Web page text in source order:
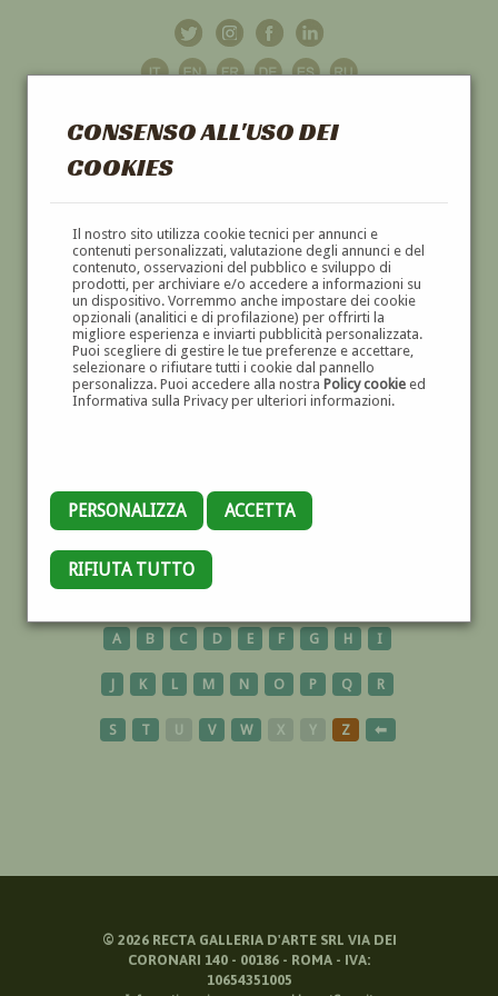
CONSENSO ALL'USO DEI
COOKIES
Il nostro sito utilizza cookie tecnici per annunci e
contenuti personalizzati, valutazione degli annunci e del
contenuto, osservazioni del pubblico e sviluppo di
prodotti, per archiviare e/o accedere a informazioni su
un dispositivo. Vorremmo anche impostare dei cookie
opzionali (analitici e di profilazione) per offrirti la
migliore esperienza e inviarti pubblicità personalizzata.
Puoi scegliere di gestire le tue preferenze e accettare,
selezionare o rifiutare tutti i cookie dal pannello
personalizza. Puoi accedere alla nostra Policy cookieed
Informativa sulla Privacy per ulteriori informazioni.
PERSONALIZZA ACCETTA
RIFIUTA TUTTO
GALLERIAD'ARTE
DIPINTI E SCULTURE '800 E '900
NAVI
A B C D E F G H I
J K L M N O P Q R
S T U V W X Y Z ⬅
© 2026RECTA GALLERIA D'ARTE SRL VIA DEI
CORONARI 140 - 00186 - ROMA - IVA:
10654351005